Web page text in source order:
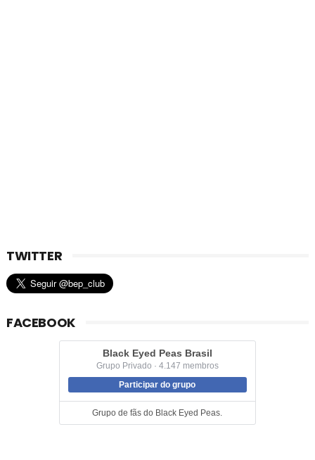
TWITTER
FACEBOOK
Black Eyed Peas Brasil
Grupo Privado · 4.147 membros
Participar do grupo
Grupo de fãs do Black Eyed Peas.